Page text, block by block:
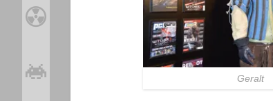
Geralt